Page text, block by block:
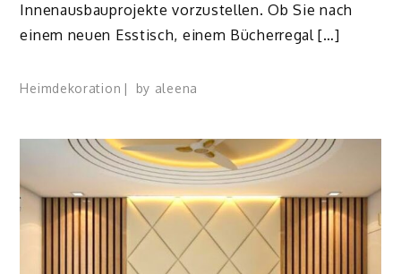
Innenausbauprojekte vorzustellen. Ob Sie nach
einem neuen Esstisch, einem Bücherregal […]
Heimdekoration by aleena